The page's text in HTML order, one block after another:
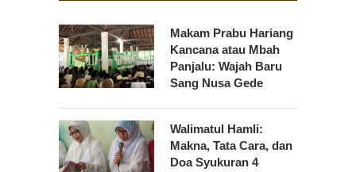
Makam Prabu Hariang
Kancana atau Mbah
Panjalu: Wajah Baru
Sang Nusa Gede
Walimatul Hamli:
Makna, Tata Cara, dan
Doa Syukuran 4